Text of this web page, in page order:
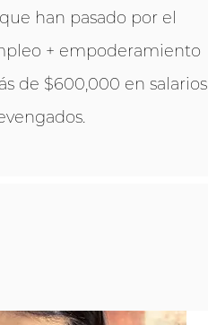
han pasado por el
+ empoderamiento
de $600,000 en salarios